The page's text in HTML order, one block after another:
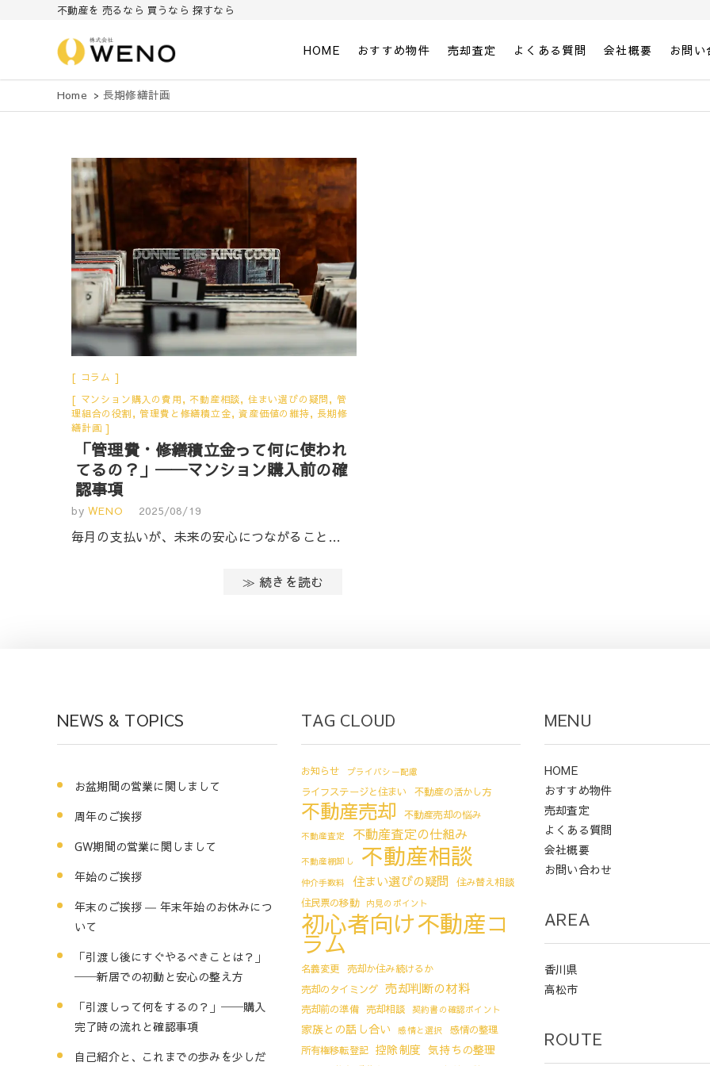
不動産を 売るなら 買うなら 探すなら
株式会社WENO
HOME おすすめ物件 売却査定 よくある質問 会社概要 お問
Home 長期修繕計画
コラム
マンション購入の費用,不動産相談, 住まい選びの疑問, 管
理組合の役割, 管理費と修繕積立金,資産価値の維持, 長期修
繕計画
「管理費・修繕積立金って何に使われ
てるの？」──マンション購入前の確
認事項
by WENO 2025/08/19
毎月の支払いが、未来の安心につながること…
≫ 続きを読む
NEWS & TOPICS
お盆期間の営業に関しまして
周年のご挨拶
GW期間の営業に関しまして
年始のご挨拶
年末のご挨拶 ― 年末年始のお休みにつ
いて
「引渡し後にすぐやるべきことは？」
──新居での初動と安心の整え方
「引渡しって何をするの？」──購入
完了時の流れと確認事項
自己紹介と、これまでの歩みを少しだ
TAG CLOUD
お知らせ プライバシー配慮
ライフステージと住まい 不動産の活かし方
不動産売却 不動産売却の悩み
不動産査定 不動産査定の仕組み
不動産棚卸し 不動産相談
仲介手数料 住まい選びの疑問
住み替え相談
住民票の移動
内見のポイント
初心者向け不動産コ
ラム
名義変更 売却か住み続けるか
売却のタイミング 売却判断の材料
売却前の準備 売却相談 契約書の確認ポイント
家族との話し合い 感情と選択
感情の整理
所有権移転登記 控除制度 気持ちの整理
MENU
HOME
おすすめ物件
売却査定
よくある質問
会社概要
お問い合わせ
AREA
香川県
高松市
ROUTE